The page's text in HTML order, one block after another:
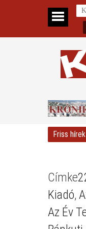
Friss hírek
Magyar Nemzeti
Címke
Kiadó,
Az Év